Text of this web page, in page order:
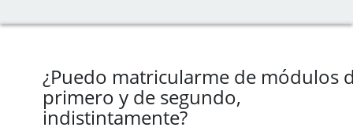
¿Puedo matricularme de módulos
primero y de segundo,
indistintamente?